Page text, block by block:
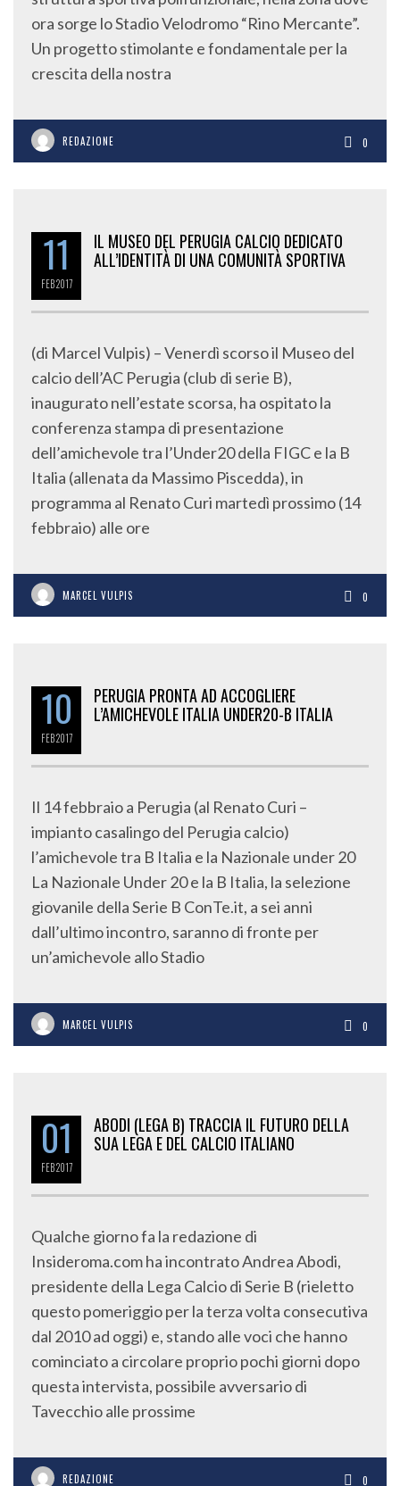
ora sorge lo Stadio Velodromo “Rino Mercante”.
Un progetto stimolante e fondamentale per la
crescita della nostra
REDAZIONE 0
11
FEB2017
IL MUSEO DEL PERUGIA CALCIO DEDICATO
ALL’IDENTITÀ DI UNA COMUNITÀ SPORTIVA
(di Marcel Vulpis) – Venerdì scorso il Museo del
calcio dell’AC Perugia (club di serie B),
inaugurato nell’estate scorsa, ha ospitato la
conferenza stampa di presentazione
dell’amichevole tra l’Under20 della FIGC e la B
Italia (allenata da Massimo Piscedda), in
programma al Renato Curi martedì prossimo (14
febbraio) alle ore
MARCEL VULPIS 0
10
FEB2017
PERUGIA PRONTA AD ACCOGLIERE
L’AMICHEVOLE ITALIA UNDER20-B ITALIA
Il 14 febbraio a Perugia (al Renato Curi –
impianto casalingo del Perugia calcio)
l’amichevole tra B Italia e la Nazionale under 20
La Nazionale Under 20 e la B Italia, la selezione
giovanile della Serie B ConTe.it, a sei anni
dall’ultimo incontro, saranno di fronte per
un’amichevole allo Stadio
MARCEL VULPIS 0
01
FEB2017
ABODI (LEGA B) TRACCIA IL FUTURO DELLA
SUA LEGA E DEL CALCIO ITALIANO
Qualche giorno fa la redazione di
Insideroma.com ha incontrato Andrea Abodi,
presidente della Lega Calcio di Serie B (rieletto
questo pomeriggio per la terza volta consecutiva
dal 2010 ad oggi) e, stando alle voci che hanno
cominciato a circolare proprio pochi giorni dopo
questa intervista, possibile avversario di
Tavecchio alle prossime
REDAZIONE 0